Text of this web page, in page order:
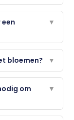
▼
bloemen? ▼
om
▼